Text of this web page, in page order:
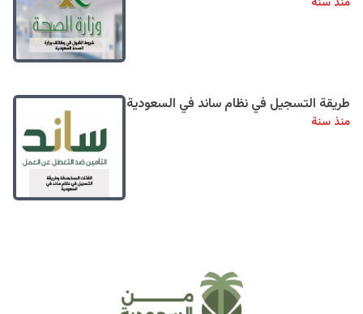
طريقة التسجيل في نظام ساند في السعودية
منذ سنة